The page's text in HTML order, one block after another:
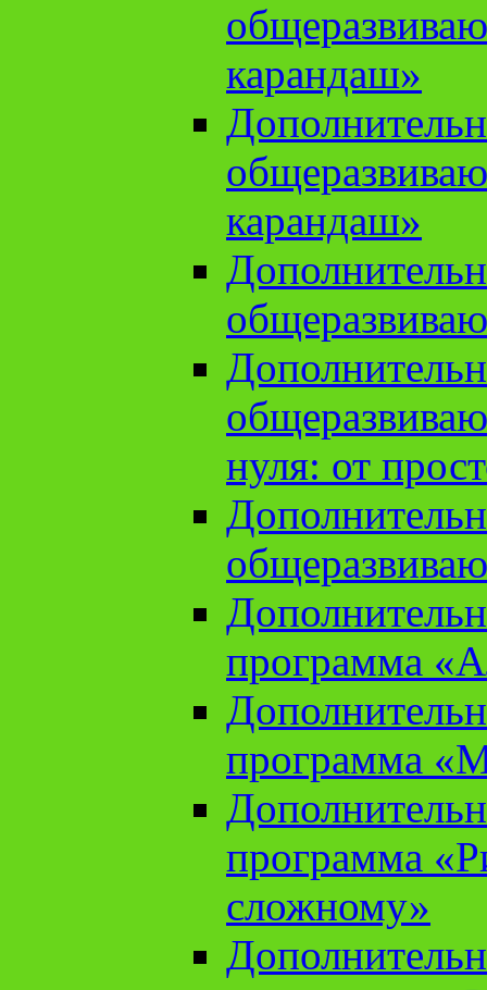
карандаш»
карандаш»
нуля: от
программа
программа
программа
сложному»